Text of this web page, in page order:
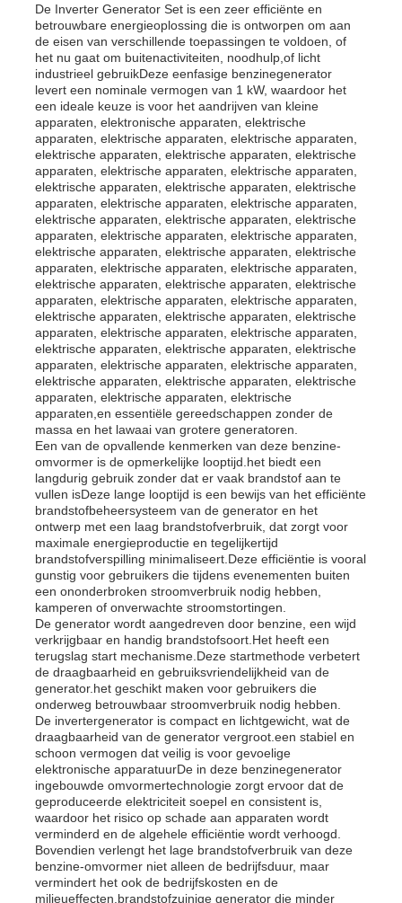
Thuis
Producten
Videos
Over ons
Fabrieksreis
Kwaliteitscontrole
Contacteer ons
nieuws
Alle Gevallen
Vraag een offerte aan
dieselgeneratorset
benzinegeneratoren
Omvormergeneratorset
De Inverter Generator Set is een zeer efficiënte en
betrouwbare energieoplossing die is ontworpen om aan
de eisen van verschillende toepassingen te voldoen, of
het nu gaat om buitenactiviteiten, noodhulp,of licht
industrieel gebruikDeze eenfasige benzinegenerator
levert een nominale vermogen van 1 kW, waardoor het
een ideale keuze is voor het aandrijven van kleine
apparaten, elektronische apparaten, elektrische
apparaten, elektrische apparaten, elektrische apparaten,
elektrische apparaten, elektrische apparaten, elektrische
apparaten, elektrische apparaten, elektrische apparaten,
elektrische apparaten, elektrische apparaten, elektrische
apparaten, elektrische apparaten, elektrische apparaten,
elektrische apparaten, elektrische apparaten, elektrische
apparaten, elektrische apparaten, elektrische apparaten,
elektrische apparaten, elektrische apparaten, elektrische
apparaten, elektrische apparaten, elektrische apparaten,
elektrische apparaten, elektrische apparaten, elektrische
apparaten, elektrische apparaten, elektrische apparaten,
elektrische apparaten, elektrische apparaten, elektrische
apparaten, elektrische apparaten, elektrische apparaten,
elektrische apparaten, elektrische apparaten, elektrische
apparaten, elektrische apparaten, elektrische apparaten,
elektrische apparaten, elektrische apparaten, elektrische
apparaten, elektrische apparaten, elektrische
apparaten,en essentiële gereedschappen zonder de
massa en het lawaai van grotere generatoren.
Een van de opvallende kenmerken van deze benzine-
omvormer is de opmerkelijke looptijd.het biedt een
langdurig gebruik zonder dat er vaak brandstof aan te
vullen isDeze lange looptijd is een bewijs van het efficiënte
brandstofbeheersysteem van de generator en het
ontwerp met een laag brandstofverbruik, dat zorgt voor
maximale energieproductie en tegelijkertijd
brandstofverspilling minimaliseert.Deze efficiëntie is vooral
gunstig voor gebruikers die tijdens evenementen buiten
een ononderbroken stroomverbruik nodig hebben,
kamperen of onverwachte stroomstortingen.
De generator wordt aangedreven door benzine, een wijd
verkrijgbaar en handig brandstofsoort.Het heeft een
terugslag start mechanisme.Deze startmethode verbetert
de draagbaarheid en gebruiksvriendelijkheid van de
generator.het geschikt maken voor gebruikers die
onderweg betrouwbaar stroomverbruik nodig hebben.
De invertergenerator is compact en lichtgewicht, wat de
draagbaarheid van de generator vergroot.een stabiel en
schoon vermogen dat veilig is voor gevoelige
elektronische apparatuurDe in deze benzinegenerator
ingebouwde omvormertechnologie zorgt ervoor dat de
geproduceerde elektriciteit soepel en consistent is,
waardoor het risico op schade aan apparaten wordt
verminderd en de algehele efficiëntie wordt verhoogd.
Bovendien verlengt het lage brandstofverbruik van deze
benzine-omvormer niet alleen de bedrijfsduur, maar
vermindert het ook de bedrijfskosten en de
milieueffecten.brandstofzuinige generator die minder